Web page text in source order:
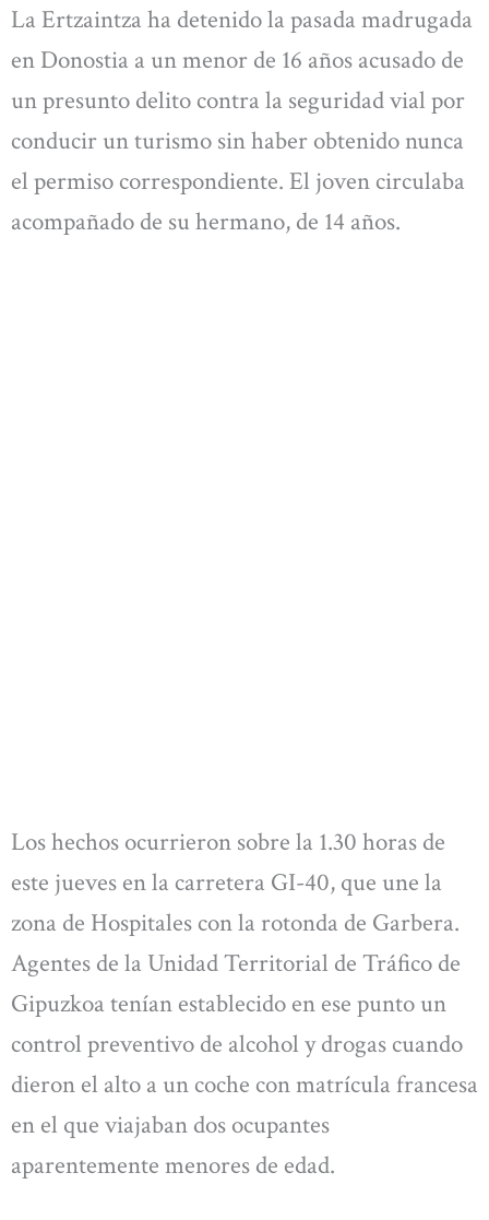
La Ertzaintza ha detenido la pasada madrugada
en Donostia a un menor de 16 años acusado de
un presunto delito contra la seguridad vial por
conducir un turismo sin haber obtenido nunca
el permiso correspondiente. El joven circulaba
acompañado de su hermano, de 14 años.
Los hechos ocurrieron sobre la 1.30 horas de
este jueves en la carretera GI-40, que une la
zona de Hospitales con la rotonda de Garbera.
Agentes de la Unidad Territorial de Tráfico de
Gipuzkoa tenían establecido en ese punto un
control preventivo de alcohol y drogas cuando
dieron el alto a un coche con matrícula francesa
en el que viajaban dos ocupantes
aparentemente menores de edad.